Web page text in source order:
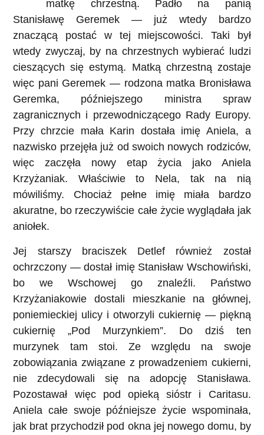
matkę chrzestną. Padło na panią
Stanisławę Geremek — już wtedy bardzo
znaczącą postać w tej miejscowości. Taki był
wtedy zwyczaj, by na chrzestnych wybierać ludzi
cieszących się estymą. Matką chrzestną zostaje
więc pani Geremek — rodzona matka Bronisława
Geremka, późniejszego ministra spraw
zagranicznych i przewodniczącego Rady Europy.
Przy chrzcie mała Karin dostała imię Aniela, a
nazwisko przejęła już od swoich nowych rodziców,
więc zaczęła nowy etap życia jako Aniela
Krzyżaniak. Właściwie to Nela, tak na nią
mówiliśmy. Chociaż pełne imię miała bardzo
akuratne, bo rzeczywiście całe życie wyglądała jak
aniołek.
Jej starszy braciszek Detlef również został
ochrzczony — dostał imię Stanisław Wschowiński,
bo we Wschowej go znaleźli. Państwo
Krzyżaniakowie dostali mieszkanie na głównej,
poniemieckiej ulicy i otworzyli cukiernię — piękną
cukiernię „Pod Murzynkiem”. Do dziś ten
murzynek tam stoi. Ze względu na swoje
zobowiązania związane z prowadzeniem cukierni,
nie zdecydowali się na adopcję Stanisława.
Pozostawał więc pod opieką sióstr i Caritasu.
Aniela całe swoje późniejsze życie wspominała,
jak brat przychodził pod okna jej nowego domu, by